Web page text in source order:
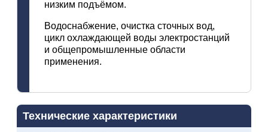
низким подъёмом.
Водоснабжение, очистка сточных вод,
цикл охлаждающей воды электростанций
и общепромышленные области
применения.
Технические характеристики